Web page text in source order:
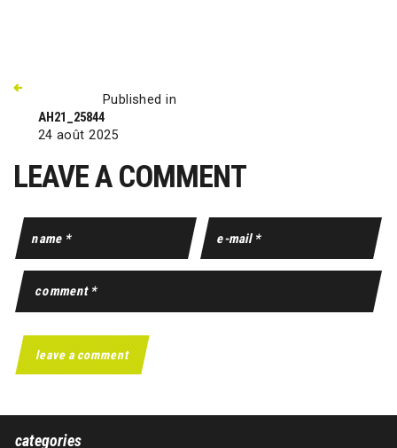
Published in
AH21_25844
24 août 2025
LEAVE A COMMENT
categories